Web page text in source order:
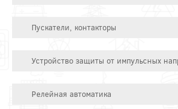
Пускатели, контакторы
Устройство защиты от импульсных
Релейная автоматика